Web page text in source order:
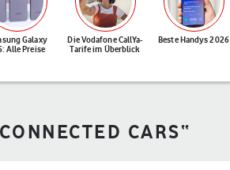
Galaxy
Alle Preise
Die Vodafone CallYa-
Tarife im Überblick
Beste Handys 2026
CARS“